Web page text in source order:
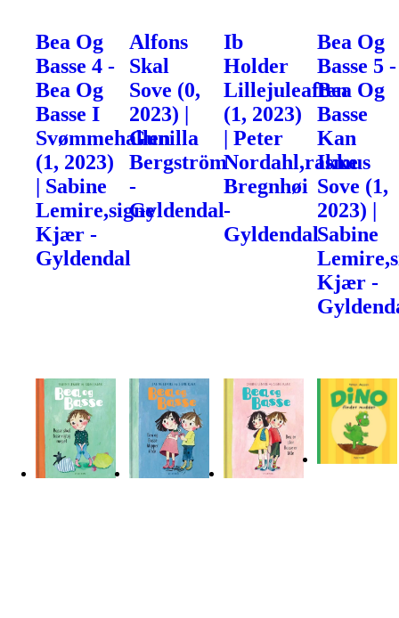
Bea Og
Basse 4 -
Bea Og
Basse I
Svømmehallen
(1, 2023)
| Sabine
Lemire,signe
Kjær -
Gyldendal
Alfons
Skal
Sove (0,
2023) |
Gunilla
Bergström
-
Gyldendal
Ib
Holder
Lillejuleaften
(1, 2023)
| Peter
Nordahl,rasmus
Bregnhøi
-
Gyldendal
Bea Og
Basse 5 -
Bea Og
Basse
Kan
Ikke
Sove (1,
2023) |
Sabine
Kjær -